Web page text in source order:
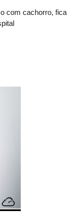
com cachorro, fica